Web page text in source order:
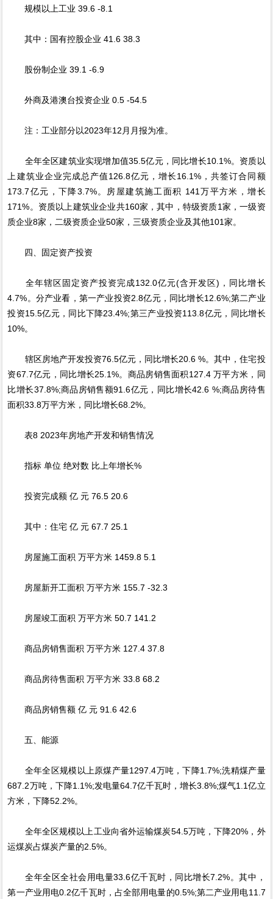
规模以上工业 39.6 -8.1
其中：国有控股企业 41.6 38.3
股份制企业 39.1 -6.9
外商及港澳台投资企业 0.5 -54.5
注：工业部分以2023年12月月报为准。
全年全区建筑业实现增加值35.5亿元，同比增长10.1%。资质以
上建筑业企业完成总产值126.8亿元，增长16.1%，共签订合同额
173.7亿元，下降3.7%。房屋建筑施工面积 141万平方米，增长
171%。资质以上建筑业企业共160家，其中，特级资质1家，一级资
质企业8家，二级资质企业50家，三级资质企业及其他101家。
四、固定资产投资
全年辖区固定资产投资完成132.0亿元(含开发区)，同比增长
4.7%。分产业看，第一产业投资2.8亿元，同比增长12.6%;第二产业
投资15.5亿元，同比下降23.4%;第三产业投资113.8亿元，同比增长
10%。
辖区房地产开发投资76.5亿元，同比增长20.6 %。其中，住宅投
资67.7亿元，同比增长25.1%。商品房销售面积127.4 万平方米，同
比增长37.8%;商品房销售额91.6亿元，同比增长42.6 %;商品房待售
面积33.8万平方米，同比增长68.2%。
表8 2023年房地产开发和销售情况
指标 单位 绝对数 比上年增长%
投资完成额 亿 元 76.5 20.6
其中：住宅 亿 元 67.7 25.1
房屋施工面积 万平方米 1459.8 5.1
房屋新开工面积 万平方米 155.7 -32.3
房屋竣工面积 万平方米 50.7 141.2
商品房销售面积 万平方米 127.4 37.8
商品房待售面积 万平方米 33.8 68.2
商品房销售额 亿 元 91.6 42.6
五、能源
全年全区规模以上原煤产量1297.4万吨，下降1.7%;洗精煤产量
687.2万吨，下降1.1%;发电量64.7亿千瓦时，增长3.8%;煤气1.1亿立
方米，下降52.2%。
全年全区规模以上工业向省外运输煤炭54.5万吨，下降20%，外
运煤炭占煤炭产量的2.5%。
全年全区全社会用电量33.6亿千瓦时，同比增长7.2%。其中，
第一产业用电0.2亿千瓦时，占全部用电量的0.5%;第二产业用电11.7